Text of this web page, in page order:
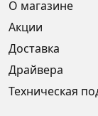
О магазине
Акции
Доставка
Драйвера
Техническая